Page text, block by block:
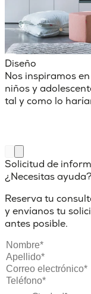
Diseño
Nos inspiramos
niños y
tal y como lo
Solicitud de
¿Necesitas ayuda?
Reserva tu
y envíanos tu
antes posible.